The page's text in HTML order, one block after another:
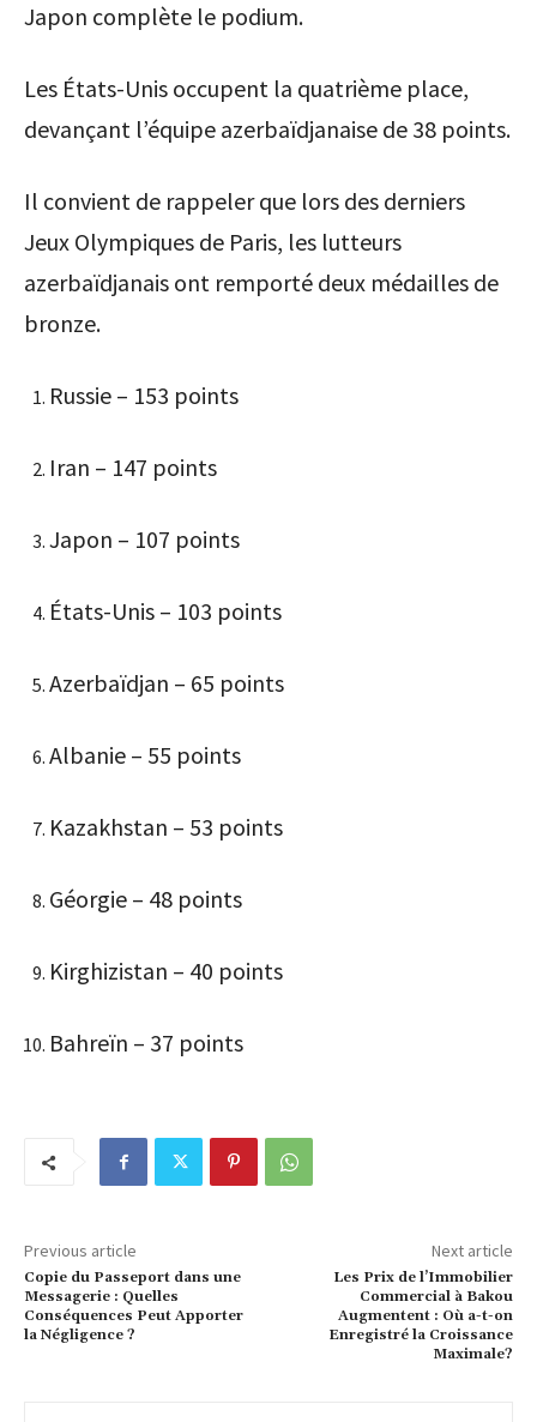
Japon complète le podium.
Les États-Unis occupent la quatrième place,
devançant l’équipe azerbaïdjanaise de 38 points.
Il convient de rappeler que lors des derniers
Jeux Olympiques de Paris, les lutteurs
azerbaïdjanais ont remporté deux médailles de
bronze.
Russie – 153 points
Iran – 147 points
Japon – 107 points
États-Unis – 103 points
Azerbaïdjan – 65 points
Albanie – 55 points
Kazakhstan – 53 points
Géorgie – 48 points
Kirghizistan – 40 points
Bahreïn – 37 points
Previous article
Copie du Passeport dans une
Messagerie : Quelles
Conséquences Peut Apporter
la Négligence ?
Next article
Les Prix de l’Immobilier
Commercial à Bakou
Augmentent : Où a-t-on
Enregistré la Croissance
Maximale?